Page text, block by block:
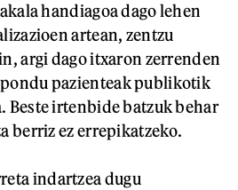
handiagoa dago lehen
artean, zentzu
argi dago itxaron zerrenden
pazienteak publikotik
Beste irtenbide batzuk behar
berriz ez errepikatzeko.
indartzea dugu